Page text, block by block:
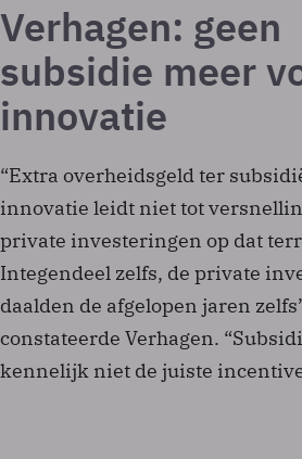
Verhagen: geen
subsidie meer
innovatie
“Extra overheidsgeld ter
innovatie leidt niet tot
private investeringen op dat
Integendeel zelfs, de private
daalden de afgelopen jaren
constateerde Verhagen.
kennelijk niet de juiste